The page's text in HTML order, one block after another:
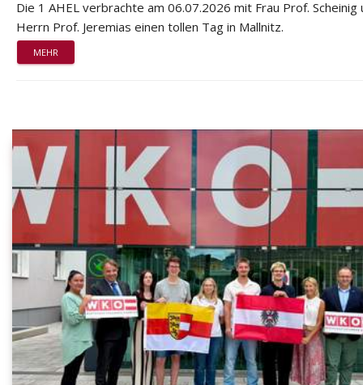
Die 1 AHEL verbrachte am 06.07.2026 mit Frau Prof. Scheinig
Herrn Prof. Jeremias einen tollen Tag in Mallnitz.
MEHR